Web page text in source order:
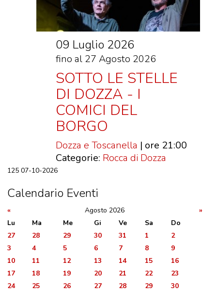
09 Luglio 2026
fino al 27 Agosto 2026
SOTTO LE STELLE
DI DOZZA - I
COMICI DEL
BORGO
Dozza e Toscanella | ore 21:00
Categorie: Rocca di Dozza
125 07-10-2026
Calendario Eventi
« Agosto 2026
»
Lu
Ma Me Gi Ve Sa
Do
27
28 29 30 31 1
2
3
4 5 6 7 8
9
10
11 12 13 14 15
16
17
18 19 20 21 22
23
24
25 26 27 28 29
30